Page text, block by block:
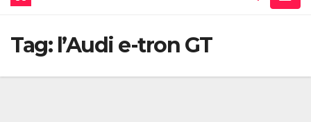
Tag: l’Audi e-tron GT